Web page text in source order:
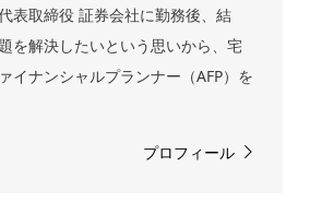
取締役 証券会社に勤務後、結
を解決したいという思いから、宅
イナンシャルプランナー（AFP）を
プロフィール